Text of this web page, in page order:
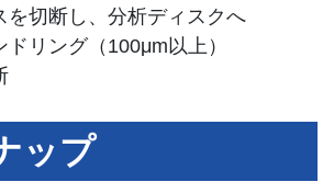
を切断し、分析ディスクへ
リング（100μm以上）
ップ